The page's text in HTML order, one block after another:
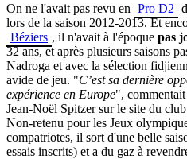
On ne l'avait pas revu en Pro D2
lors de la saison 2012-2013. Et
Béziers , il n'avait à l'époque pas
32 ans, et après plusieurs saisons
Nadroga et avec la sélection
avide de jeu. "C’est sa dernière
expérience en Europe",
Jean-Noël Spitzersur le site du
Non-retenu pour les Jeux
compatriotes, il sort d'une belle
essais inscrits) et a du gaz à